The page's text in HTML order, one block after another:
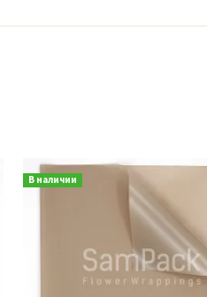
В наличии